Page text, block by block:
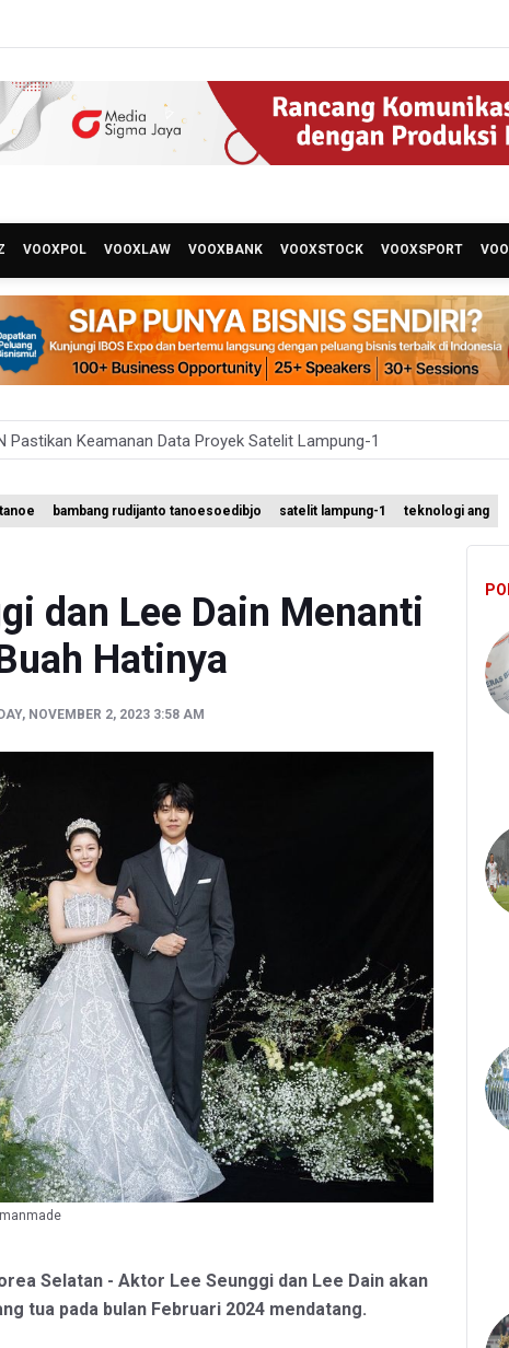
VOOXPOL VOOXLAW VOOXBANK VOOXSTOCK VOOXSPORT
Pastikan Keamanan Data Proyek Satelit Lampung-1
Sebut Teknologi ANG Berpotensi Hemat Subsidi LPG hingga Rp26
ESDM Kaji Pengembangan PLTS Sepanjang Jalan Tol Trans-
bambang rudijanto tanoesoedibjo satelit lampung-1 teknologi ang
dan Lee Dain Menanti
Hatinya
NOVEMBER 2, 2023 3:58 AM
Selatan - Aktor Lee Seunggi dan Lee Dain akan
tua pada bulan Februari 2024 mendatang.